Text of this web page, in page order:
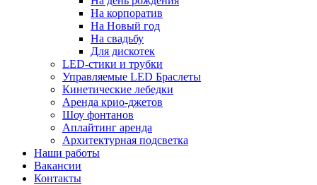
На корпоратив
На Новый год
На свадьбу
Для дискотек
LED-стики и трубки
Управляемые LED Браслеты
Кинетические лебедки
Аренда крио-джетов
Шоу фонтанов
Аплайтинг аренда
Архитектурная подсветка
Наши работы
Вакансии
Контакты